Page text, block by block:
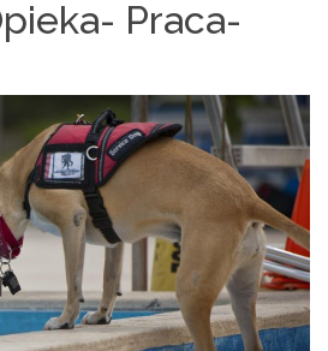
Praca-